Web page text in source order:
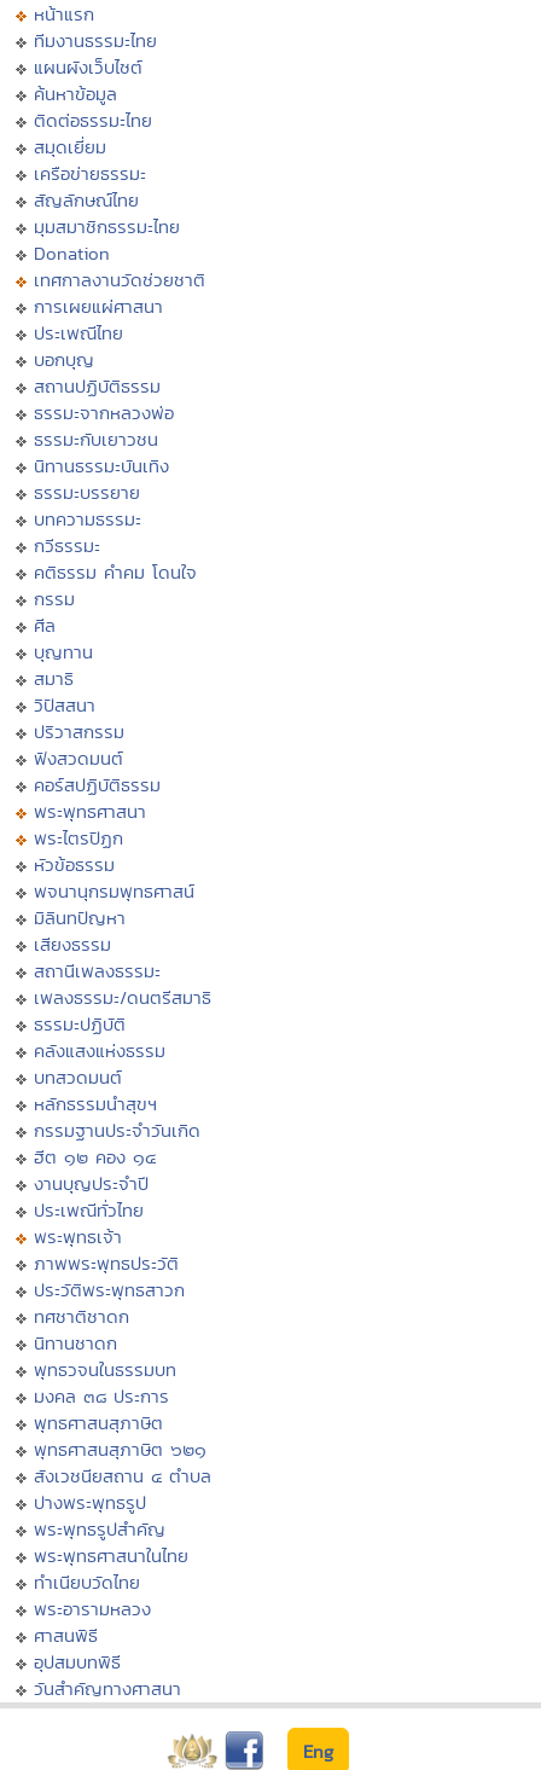
หน้าแรก
ทีมงานธรรมะไทย
แผนผังเว็บไซต์
ค้นหาข้อมูล
ติดต่อธรรมะไทย
สมุดเยี่ยม
เครือข่ายธรรมะ
สัญลักษณ์ไทย
มุมสมาชิกธรรมะไทย
Donation
เทศกาลงานวัดช่วยชาติ
การเผยแผ่ศาสนา
ประเพณีไทย
บอกบุญ
สถานปฏิบัติธรรม
ธรรมะจากหลวงพ่อ
ธรรมะกับเยาวชน
นิทานธรรมะบันเทิง
ธรรมะบรรยาย
บทความธรรมะ
กวีธรรมะ
คติธรรม คำคม โดนใจ
กรรม
ศีล
บุญทาน
สมาธิ
วิปัสสนา
ปริวาสกรรม
ฟังสวดมนต์
คอร์สปฏิบัติธรรม
พระพุทธศาสนา
พระไตรปิฏก
หัวข้อธรรม
พจนานุกรมพุทธศาสน์
มิลินทปัญหา
เสียงธรรม
สถานีเพลงธรรมะ
เพลงธรรมะ/ดนตรีสมาธิ
ธรรมะปฏิบัติ
คลังแสงแห่งธรรม
บทสวดมนต์
หลักธรรมนำสุขฯ
กรรมฐานประจำวันเกิด
ฮีต ๑๒ คอง ๑๔
งานบุญประจำปี
ประเพณีทั่วไทย
พระพุทธเจ้า
ภาพพระพุทธประวัติ
ประวัติพระพุทธสาวก
ทศชาติชาดก
นิทานชาดก
พุทธวจนในธรรมบท
มงคล ๓๘ ประการ
พุทธศาสนสุภาษิต
พุทธศาสนสุภาษิต ๖๒๑
สังเวชนียสถาน ๔ ตำบล
ปางพระพุทธรูป
พระพุทธรูปสำคัญ
พระพุทธศาสนาในไทย
ทำเนียบวัดไทย
พระอารามหลวง
ศาสนพิธี
อุปสมบทพิธี
วันสำคัญทางศาสนา
Eng